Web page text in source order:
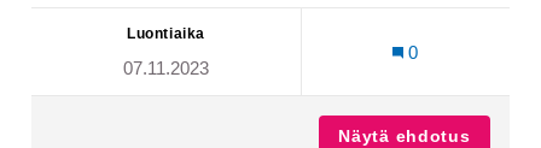
Luontiaika
07.11.2023
0
Näytä ehdotus